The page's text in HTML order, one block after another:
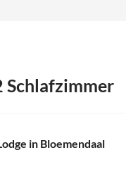
in Bloemendaal